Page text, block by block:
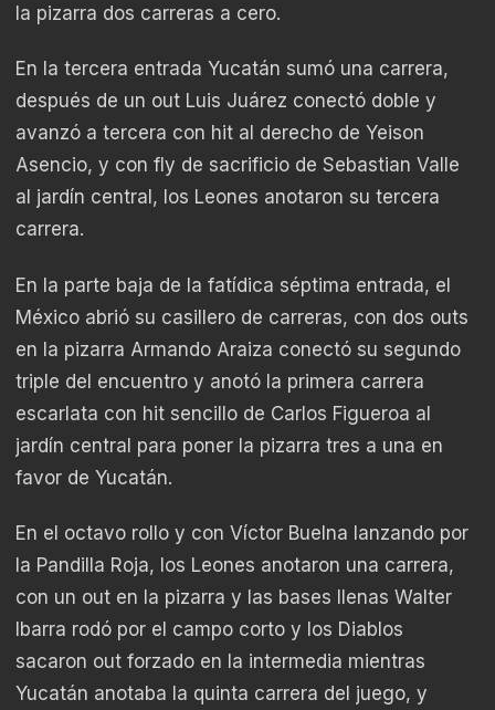
la pizarra dos carreras a cero.
En la tercera entrada Yucatán sumó una carrera,
después de un out Luis Juárez conectó doble y
avanzó a tercera con hit al derecho de Yeison
Asencio, y con fly de sacrificio de Sebastian Valle
al jardín central, los Leones anotaron su tercera
carrera.
En la parte baja de la fatídica séptima entrada, el
México abrió su casillero de carreras, con dos outs
en la pizarra Armando Araiza conectó su segundo
triple del encuentro y anotó la primera carrera
escarlata con hit sencillo de Carlos Figueroa al
jardín central para poner la pizarra tres a una en
favor de Yucatán.
En el octavo rollo y con Víctor Buelna lanzando por
la Pandilla Roja, los Leones anotaron una carrera,
con un out en la pizarra y las bases llenas Walter
Ibarra rodó por el campo corto y los Diablos
sacaron out forzado en la intermedia mientras
Yucatán anotaba la quinta carrera del juego, y